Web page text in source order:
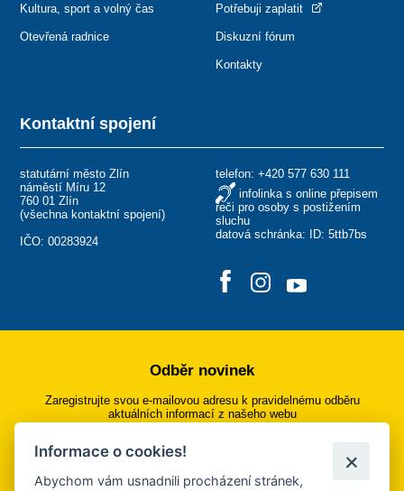
Kontaktní spojení
statutární město Zlín
náměstí Míru 12
760 01 Zlín
(všechna kontaktní spojení)
IČO: 00283924
telefon: +420 577 630 111
infolinka s online přepisem
řeči pro osoby s postižením
sluchu
datová schránka: ID: 5ttb7bs
Kultura, sport a volný čas
Otevřená radnice
Potřebuji zaplatit
Diskuzní fórum
Kontakty
Odběr novinek
Zaregistrujte svou e-mailovou adresu k pravidelnému odběru
aktuálních informací z našeho webu
Přihlásit se k odběru
Informace o cookies!
Abychom vám usnadnili procházení stránek,